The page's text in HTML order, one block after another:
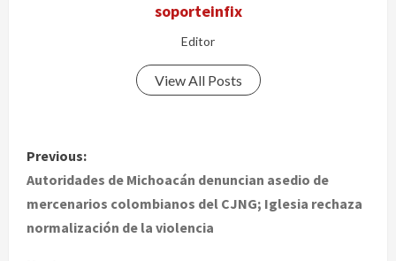
soporteinfix
Editor
View All Posts
P
o
s
Previous:
Autoridades de Michoacán denuncian asedio de
mercenarios colombianos del CJNG; Iglesia rechaza
normalización de la violencia